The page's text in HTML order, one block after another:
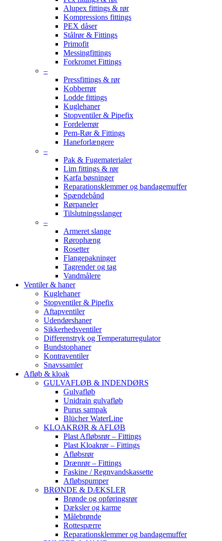
Alupex fittings & rør
Kompressions fittings
PEX dåser
Stålrør & Fittings
Primofit
Messingfittings
Forkromet Fittings
–
Pressfittings & rør
Kobberrør
Lodde fittings
Kuglehaner
Stopventiler & Pipefix
Fordelerrør
Pem-Rør & Fittings
Haneforlængere
–
Pak & Fugematerialer
Lim fittings & rør
Karfa bøsninger
Reparationsklemmer og bandagemuffer
Spændebånd
Rørpaneler
Tilslutningsslanger
–
Armeret slange
Rørophæng
Rosetter
Flangepakninger
Tagrender og tag
Vandmålere
Ventiler & haner
Kuglehaner
Stopventiler & Pipefix
Aftapventiler
Udendørshaner
Sikkerhedsventiler
Differenstryk og Temperaturregulator
Bundstophaner
Kontraventiler
Snavssamler
Afløb & kloak
GULVAFLØB & INDENDØRS
Gulvafløb
Unidrain gulvafløb
Purus sampak
Blücher WaterLine
KLOAKRØR & AFLØB
Plast Afløbsrør – Fittings
Plast Kloakrør – Fittings
Afløbsrør
Drænrør – Fittings
Faskine / Regnvandskassette
Afløbspumper
BRØNDE & DÆKSLER
Brønde og opføringsrør
Dæksler og karme
Målebrønde
Rottespærre
Reparationsklemmer og bandagemuffer